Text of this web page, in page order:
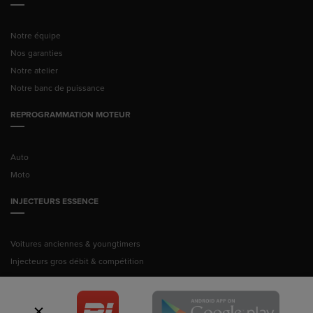
Notre équipe
Nos garanties
Notre atelier
Notre banc de puissance
REPROGRAMMATION MOTEUR
Auto
Moto
INJECTEURS ESSENCE
Voitures anciennes & youngtimers
Injecteurs gros débit & compétition
© Pussance Injection 2026 - Mentions légales